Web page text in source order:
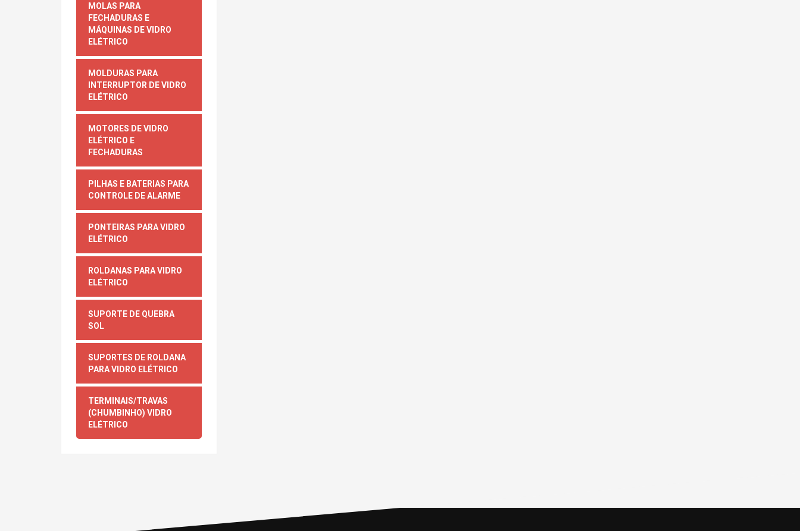
MOLAS PARA
FECHADURAS E
MÁQUINAS DE VIDRO
ELÉTRICO
MOLDURAS PARA
INTERRUPTOR DE VIDRO
ELÉTRICO
MOTORES DE VIDRO
ELÉTRICO E
FECHADURAS
PILHAS E BATERIAS PARA
CONTROLE DE ALARME
PONTEIRAS PARA VIDRO
ELÉTRICO
ROLDANAS PARA VIDRO
ELÉTRICO
SUPORTE DE QUEBRA
SOL
SUPORTES DE ROLDANA
PARA VIDRO ELÉTRICO
TERMINAIS/TRAVAS
(CHUMBINHO) VIDRO
ELÉTRICO